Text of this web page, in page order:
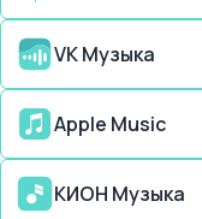
VK Музыка
Apple Music
КИОН Музыка